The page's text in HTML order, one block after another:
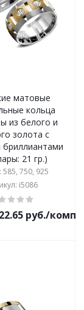
матовые
кольца
из белого и
золота с
бриллиантами
21 гр.)
750, 925
i5086
руб./